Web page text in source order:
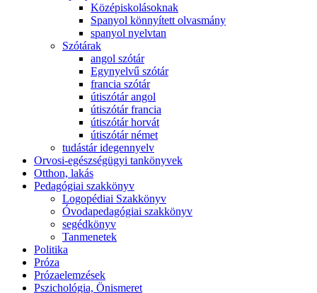
Középiskolásoknak
Spanyol könnyített olvasmány
spanyol nyelvtan
Szótárak
angol szótár
Egynyelvű szótár
francia szótár
útiszótár angol
útiszótár francia
útiszótár horvát
útiszótár német
tudástár idegennyelv
Orvosi-egészségügyi tankönyvek
Otthon, lakás
Pedagógiai szakkönyv
Logopédiai Szakkönyv
Óvodapedagógiai szakkönyv
segédkönyv
Tanmenetek
Politika
Próza
Prózaelemzések
Pszichológia, Önismeret